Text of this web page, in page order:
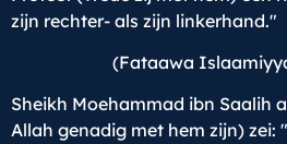
zijn rechter- als zijn linkerhand."
(Fataawa
Sheikh Moehammad ibn Saalih
Allah genadig met hem zijn) zei: